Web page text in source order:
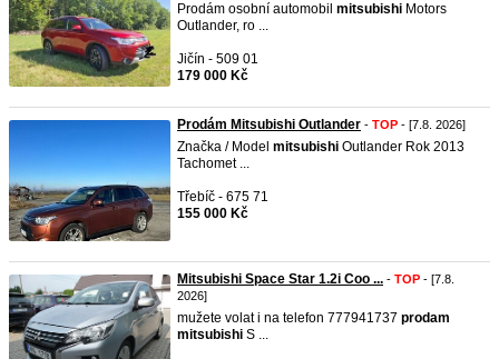
Prodám osobní automobil mitsubishi Motors
Outlander, ro ...
Jičín - 509 01
179 000 Kč
Prodám Mitsubishi Outlander - TOP - [7.8. 2026]
Značka / Model mitsubishi Outlander Rok 2013
Tachomet ...
Třebíč - 675 71
155 000 Kč
Mitsubishi Space Star 1.2i Coo ... - TOP - [7.8.
2026]
mužete volat i na telefon 777941737 prodam
mitsubishi S ...